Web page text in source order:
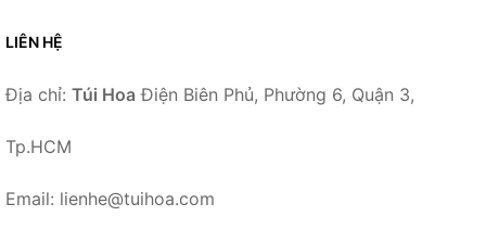
LIÊN HỆ
Địa chỉ: Túi Hoa Điện Biên Phủ, Phường 6, Quận 3,
Tp.HCM
Email: lienhe@tuihoa.com